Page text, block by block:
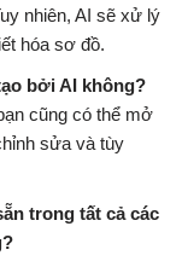
nhiên, AI sẽ xử lý
hóa sơ đồ.
bởi AI không?
cũng có thể mở
sửa và tùy
trong tất cả các